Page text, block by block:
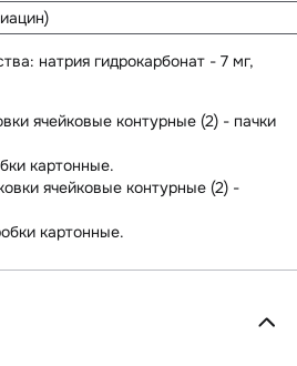
: натрия гидрокарбонат - 7 мг,
ячейковые контурные (2) - пачки
картонные.
ячейковые контурные (2) -
картонные.